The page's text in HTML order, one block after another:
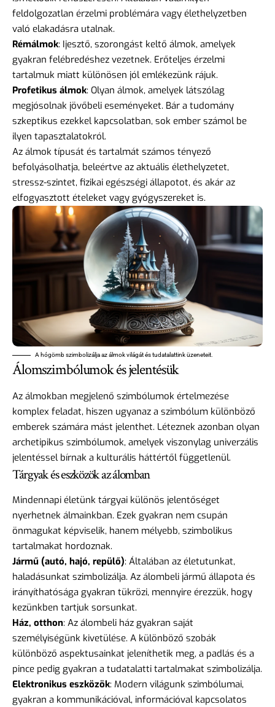
feldolgozatlan érzelmi problémára vagy élethelyzetben
való elakadásra utalnak.
Rémálmok: Ijesztő, szorongást keltő álmok, amelyek
gyakran felébredéshez vezetnek. Erőteljes érzelmi
tartalmuk miatt különösen jól emlékezünk rájuk.
Profetikus álmok: Olyan álmok, amelyek látszólag
megjósolnak jövőbeli eseményeket. Bár a tudomány
szkeptikus ezekkel kapcsolatban, sok ember számol be
ilyen tapasztalatokról.
Az álmok típusát és tartalmát számos tényező
befolyásolhatja, beleértve az aktuális élethelyzetet,
stressz-szintet, fizikai egészségi állapotot, és akár az
elfogyasztott ételeket vagy gyógyszereket is.
A hógömb szimbolizálja az álmok világát és tudatalattink üzeneteit.
Álomszimbólumok és jelentésük
Az álmokban megjelenő szimbólumok értelmezése
komplex feladat, hiszen ugyanaz a szimbólum különböző
emberek számára mást jelenthet. Léteznek azonban olyan
archetipikus szimbólumok, amelyek viszonylag univerzális
jelentéssel bírnak a kulturális háttértől függetlenül.
Tárgyak és eszközök az álomban
Mindennapi életünk tárgyai különös jelentőséget
nyerhetnek álmainkban. Ezek gyakran nem csupán
önmagukat képviselik, hanem mélyebb, szimbolikus
tartalmakat hordoznak.
Jármű (autó, hajó, repülő): Általában az életutunkat,
haladásunkat szimbolizálja. Az álombeli jármű állapota és
irányíthatósága gyakran tükrözi, mennyire érezzük, hogy
kezünkben tartjuk sorsunkat.
Ház, otthon: Az álombeli ház gyakran saját
személyiségünk kivetülése. A különböző szobák
különböző aspektusainkat jeleníthetik meg, a padlás és a
pince pedig gyakran a tudatalatti tartalmakat szimbolizálja.
Elektronikus eszközök: Modern világunk szimbólumai,
gyakran a kommunikációval, információval kapcsolatos